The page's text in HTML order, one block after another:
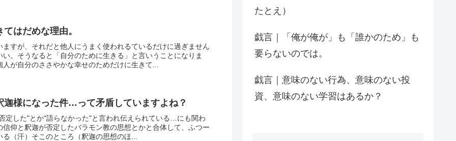
はだめな理由。
ますが、それだと他人にうまく使われるているだけに過ぎません
。そうなると「自分のために生きる」と言いうことになりま
が自分のささやかな幸せのためだけに生きて...
迦様になった件…って矛盾していますよね？
定した"とか"語らなかった"と言われ伝えられている…にも関わ
仰と釈迦が否定したバラモン教の思想とかと合体して、ふつー
（汗）そこのところ（釈迦の思想のほ...
たとえ）
戯言｜「俺が俺が」も「誰かのため」も
要らないのでは。
戯言｜意味のない行為、意味のない投
資、意味のない学習はあるか？